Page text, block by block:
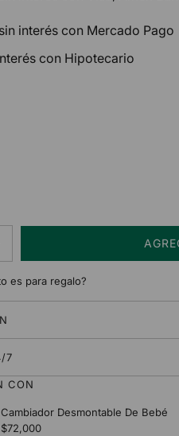
sin interés con Mercado Pago
con Hipotecario
es para regalo?
7
CON